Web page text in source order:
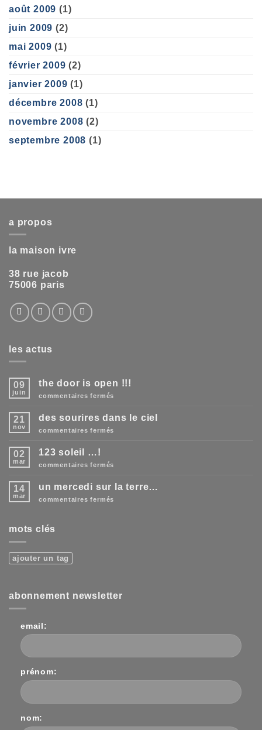
août 2009 (1)
juin 2009 (2)
mai 2009 (1)
février 2009 (2)
janvier 2009 (1)
décembre 2008 (1)
novembre 2008 (2)
septembre 2008 (1)
a propos
la maison ivre
38 rue jacob
75006 paris
les actus
09
juin
the door is open !!!
commentaires fermés
is
21
nov
des sourires dans le ciel
commentaires fermés
02
mar
123 soleil …!
commentaires fermés
…!
14
mar
un mercedi sur la terre…
commentaires fermés
mots clés
ajouter un tag
abonnement newsletter
email:
prénom:
nom: